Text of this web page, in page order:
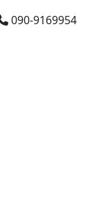
090-9169954